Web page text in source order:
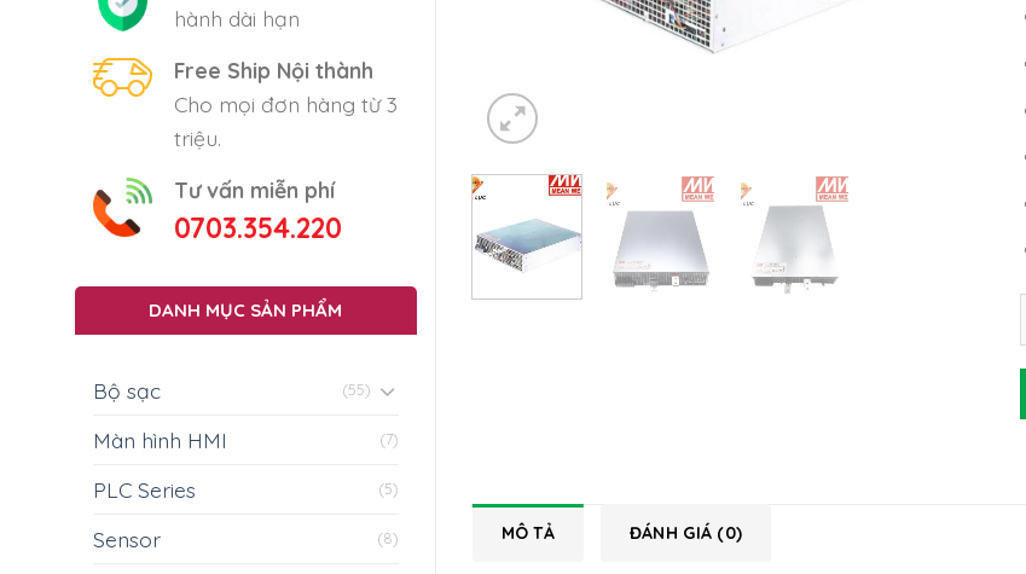
hành dài hạn
Free Ship Nội thành
Cho mọi đơn hàng từ 3
triệu.
Tư vấn miễn phí
0703.354.220
DANH MỤC SẢN PHẨM
Bộ sạc (55)
Màn hình HMI (7)
PLC Series (5)
Sensor (8) MÔ TẢ ĐÁNH GIÁ (0)